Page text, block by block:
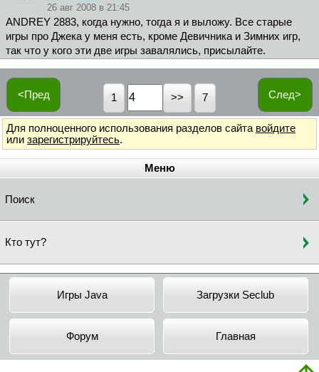
26 авг 2008 в 21:45
ANDREY 2883, когда нужно, тогда я и выложу. Все старые
игры про Джека у меня есть, кроме Девичника и Зимних игр,
так что у кого эти две игры завалялись, присылайте.
<Пред След>
1 7
Для полноценного использования разделов сайта войдите
или зарегистрируйтесь.
Меню
Поиск
Кто тут?
Игры Java Загрузки Seclub
Форум Главная